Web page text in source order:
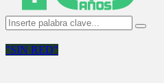
Search
for:
Search
"SIN RED"